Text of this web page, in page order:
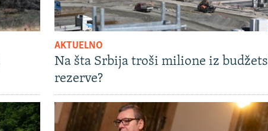
AKTUELNO
Na šta Srbija troši milione iz
rezerve?